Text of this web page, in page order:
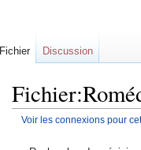
Voir les connexions pour
Fichier Discussion